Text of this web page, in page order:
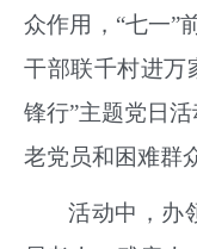
众作用， “七一”
干部联千村进万
锋行”主题党日
老党员和困难群
活动中，办